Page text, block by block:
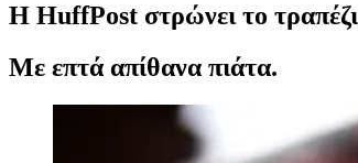
Η HuffPost στρώνει το
Με επτά απίθανα πιάτα.